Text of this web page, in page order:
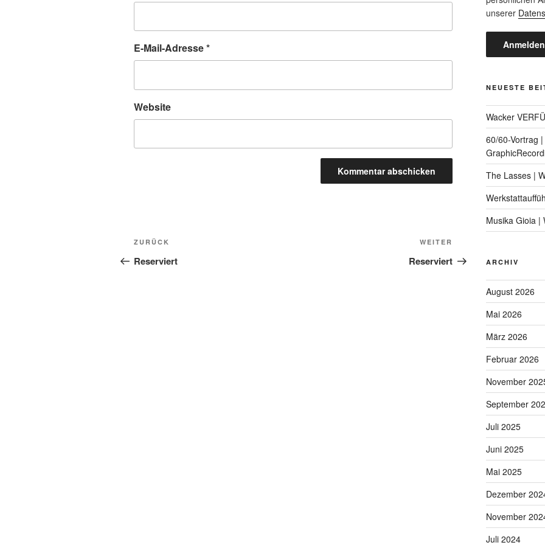
E-Mail-Adresse*
Website
Beitragsnavigation
Vorheriger
Beitrag
ZURÜCK
Reserviert
Beitrag
WEITER
Reserviert
unserer
NEUESTE
Wacker
60/60-Vortrag
The Lasses |
Musika Gioia |
ARCHIV
August 2026
Mai 2026
März 2026
Februar 2026
November
September
Juli 2025
Juni 2025
Mai 2025
Dezember
November
Juli 2024